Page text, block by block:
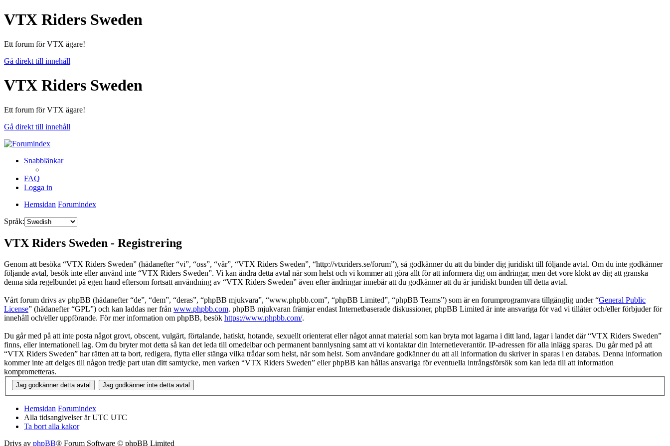
VTX Riders Sweden
Ett forum för VTX ägare!
Gå direkt till innehåll
VTX Riders Sweden
Ett forum för VTX ägare!
Gå direkt till innehåll
Snabblänkar
FAQ
Logga in
Hemsidan Forumindex
Språk:
VTX Riders Sweden - Registrering
Genom att besöka “VTX Riders Sweden” (hädanefter “vi”, “oss”, “vår”, “VTX Riders Sweden”, “http://vtxriders.se/forum”), så godkänner du att du binder dig juridiskt till följande avtal. Om du inte godkänner
följande avtal, besök inte eller använd inte “VTX Riders Sweden”. Vi kan ändra detta avtal när som helst och vi kommer att göra allt för att informera dig om ändringar, men det vore klokt av dig att granska
denna sida regelbundet på egen hand eftersom fortsatt användning av “VTX Riders Sweden” även efter ändringar innebär att du godkänner att du är juridiskt bunden till detta avtal.
Vårt forum drivs av phpBB (hädanefter “de”, “dem”, “deras”, “phpBB mjukvara”, “www.phpbb.com”, “phpBB Limited”, “phpBB Teams”) som är en forumprogramvara tillgänglig under “General Public
License” (hädanefter “GPL”) och kan laddas ner från www.phpbb.com. phpBB mjukvaran främjar endast Internetbaserade diskussioner, phpBB Limited är inte ansvariga för vad vi tillåter och/eller förbjuder för
innehåll och/eller uppförande. För mer information om phpBB, besök https://www.phpbb.com/.
Du går med på att inte posta något grovt, obscent, vulgärt, förtalande, hatiskt, hotande, sexuellt orienterat eller något annat material som kan bryta mot lagarna i ditt land, lagar i landet där “VTX Riders Sweden”
finns, eller internationell lag. Om du bryter mot detta så kan det leda till omedelbar och permanent bannlysning samt att vi kontaktar din Internetleverantör. IP-adressen för alla inlägg sparas. Du går med på att
“VTX Riders Sweden” har rätten att ta bort, redigera, flytta eller stänga vilka trådar som helst, när som helst. Som användare godkänner du att all information du skriver in sparas i en databas. Denna information
kommer inte att delges till någon tredje part utan ditt samtycke, men varken “VTX Riders Sweden” eller phpBB kan hållas ansvariga för eventuella intrångsförsök som kan leda till att information
komprometteras.
Hemsidan Forumindex
Alla tidsangivelser är UTC UTC
Ta bort alla kakor
Drivs av phpBB® Forum Software © phpBB Limited